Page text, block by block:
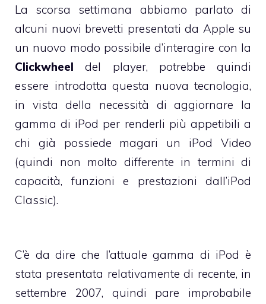
La scorsa settimana abbiamo parlato di
alcuni nuovi brevetti presentati da Apple su
un nuovo modo possibile d’interagire con la
Clickwheel del player, potrebbe quindi
essere introdotta questa nuova tecnologia,
in vista della necessità di aggiornare la
gamma di iPod per renderli più appetibili a
chi già possiede magari un iPod Video
(quindi non molto differente in termini di
capacità, funzioni e prestazioni dall’iPod
Classic).
C’è da dire che l’attuale gamma di iPod è
stata presentata relativamente di recente, in
settembre 2007, quindi pare improbabile